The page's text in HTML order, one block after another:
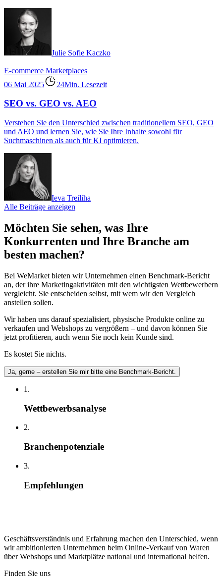
Julie Sofie Kaczko
E-commerce Marketplaces
06 Mai 2025
24Min. Lesezeit
SEO vs. GEO vs. AEO
Verstehen Sie den Unterschied zwischen traditionellem SEO, GEO
und AEO und lernen Sie, wie Sie Ihre Inhalte sowohl für
Suchmaschinen als auch für KI optimieren.
Ieva Treiliha
Alle Beiträge anzeigen
Möchten Sie sehen, was Ihre
Konkurrenten und Ihre Branche am
besten machen?
Bei WeMarket bieten wir Unternehmen einen Benchmark-Bericht
an, der ihre Marketingaktivitäten mit den wichtigsten Wettbewerbern
vergleicht. Sie entscheiden selbst, mit wem wir den Vergleich
anstellen sollen.
Wir haben uns darauf spezialisiert, physische Produkte online zu
verkaufen und Webshops zu vergrößern – und davon können Sie
jetzt profitieren, auch wenn Sie noch kein Kunde sind.
Es kostet Sie nichts.
Ja, gerne – erstellen Sie mir bitte eine Benchmark-Bericht.
1.
Wettbewerbsanalyse
2.
Branchenpotenziale
3.
Empfehlungen
Geschäftsverständnis und Erfahrung machen den Unterschied, wenn
wir ambitionierten Unternehmen beim Online-Verkauf von Waren
über Webshops und Marktplätze national und international helfen.
Finden Sie uns